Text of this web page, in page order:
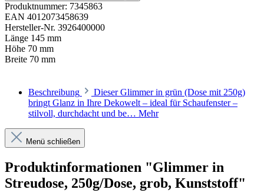
Produktnummer: 7345863
EAN 4012073458639
Hersteller-Nr. 3926400000
Länge 145 mm
Höhe 70 mm
Breite 70 mm
Beschreibung
Dieser Glimmer in grün (Dose mit 250g)
bringt Glanz in Ihre Dekowelt – ideal für Schaufenster –
stilvoll, durchdacht und be… Mehr
Menü schließen
Produktinformationen "Glimmer in
Streudose, 250g/Dose, grob, Kunststoff"